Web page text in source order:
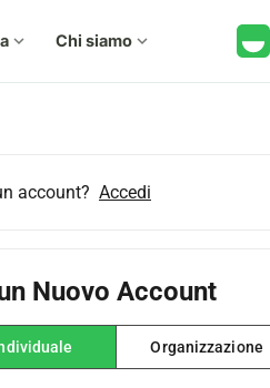
expand_more Chi siamo expand_more
account? Accedi
Nuovo Account
Organizzazione